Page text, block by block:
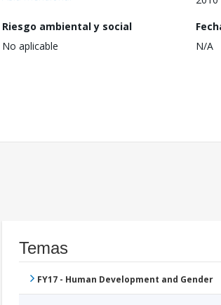
Riesgo ambiental y social
No aplicable
N/A
Temas
FY17 - Human Development and Gender